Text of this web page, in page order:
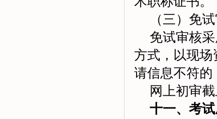
（三）免试
免试审核采
方式，以现
请信息不符
网上初审截
十一、考